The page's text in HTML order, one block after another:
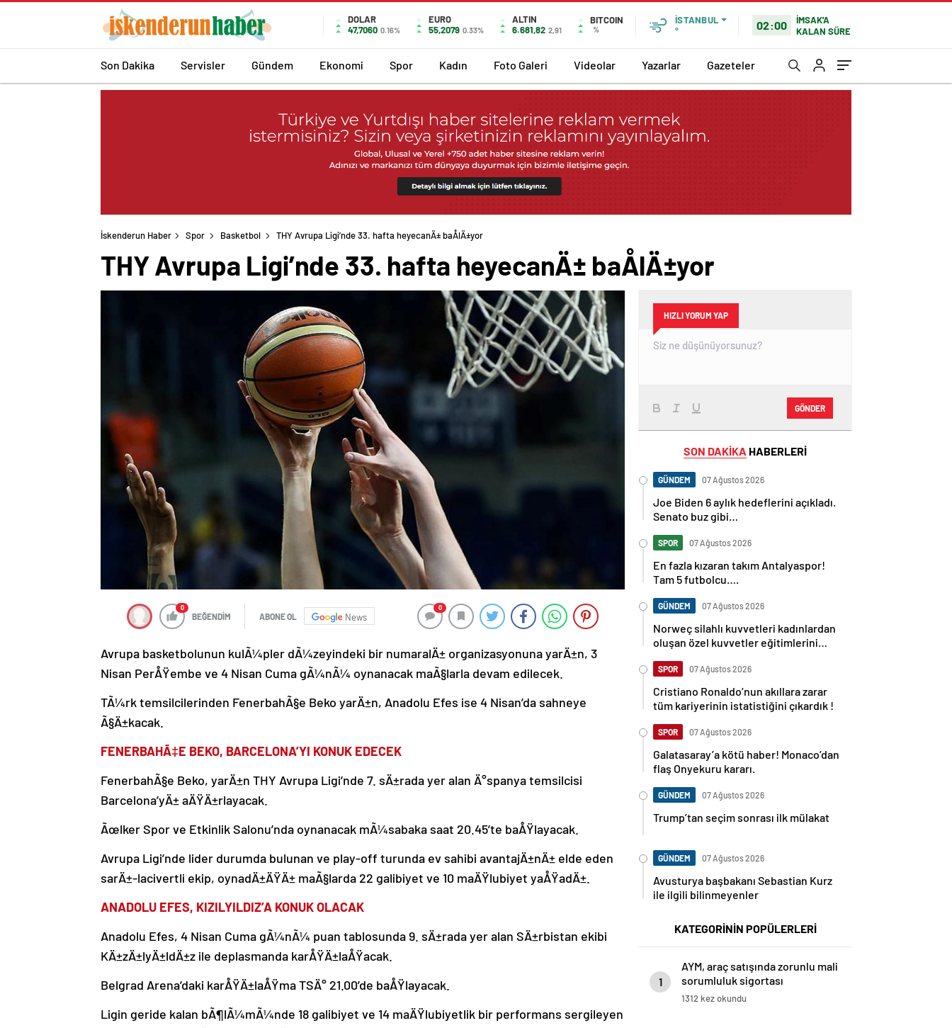
DOLAR
47,7060 0.16%
EURO
55,2079 0.33%
ALTIN
6.681,82 2,91
BITCOIN
%
İSTANBUL
°
02:00
İMSAK'A
KALAN SÜRE
Son Dakika Servisler Gündem Ekonomi Spor Kadın Foto Galeri Videolar Yazarlar Gazeteler
İskenderun Haber Spor Basketbol THY Avrupa Ligi’nde 33. hafta heyecanÄ± baÅlÄ±yor
THY Avrupa Ligi’nde 33. hafta heyecanÄ± baÅlÄ±yor
0
BEĞENDİM ABONE OL News
0
Avrupa basketbolunun kulÃ¼pler dÃ¼zeyindeki bir numaralÄ± organizasyonuna yarÄ±n, 3
Nisan PerÅŸembe ve 4 Nisan Cuma gÃ¼nÃ¼ oynanacak maÃ§larla devam edilecek.
TÃ¼rk temsilcilerinden FenerbahÃ§e Beko yarÄ±n, Anadolu Efes ise 4 Nisan’da sahneye
Ã§Ä±kacak.
FENERBAHÃ‡E BEKO, BARCELONA’YI KONUK EDECEK
FenerbahÃ§e Beko, yarÄ±n THY Avrupa Ligi’nde 7. sÄ±rada yer alan Ä°spanya temsilcisi
Barcelona’yÄ± aÄŸÄ±rlayacak.
Ãœlker Spor ve Etkinlik Salonu’nda oynanacak mÃ¼sabaka saat 20.45’te baÅŸlayacak.
Avrupa Ligi’nde lider durumda bulunan ve play-off turunda ev sahibi avantajÄ±nÄ± elde eden
sarÄ±-lacivertli ekip, oynadÄ±ÄŸÄ± maÃ§larda 22 galibiyet ve 10 maÄŸlubiyet yaÅŸadÄ±.
ANADOLU EFES, KIZILYILDIZ’A KONUK OLACAK
Anadolu Efes, 4 Nisan Cuma gÃ¼nÃ¼ puan tablosunda 9. sÄ±rada yer alan SÄ±rbistan ekibi
KÄ±zÄ±lyÄ±ldÄ±z ile deplasmanda karÅŸÄ±laÅŸacak.
Belgrad Arena’daki karÅŸÄ±laÅŸma TSÄ° 21.00’de baÅŸlayacak.
Ligin geride kalan bÃ¶lÃ¼mÃ¼nde 18 galibiyet ve 14 maÄŸlubiyetlik bir performans sergileyen
HIZLI YORUM YAP
GÖNDER
SON DAKİKA HABERLERİ
GÜNDEM 07 Ağustos 2026
Joe Biden 6 aylık hedeflerini açıkladı.
Senato buz gibi…
SPOR 07 Ağustos 2026
En fazla kızaran takım Antalyaspor!
Tam 5 futbolcu….
GÜNDEM 07 Ağustos 2026
Norweç silahlı kuvvetleri kadınlardan
oluşan özel kuvvetler eğitimlerini
SPOR 07 Ağustos 2026
Cristiano Ronaldo’nun akıllara zarar
tüm kariyerinin istatistiğini çıkardık !
SPOR 07 Ağustos 2026
Galatasaray’a kötü haber! Monaco’dan
flaş Onyekuru kararı.
GÜNDEM 07 Ağustos 2026
Trump’tan seçim sonrası ilk mülakat
GÜNDEM 07 Ağustos 2026
Avusturya başbakanı Sebastian Kurz
ile ilgili bilinmeyenler
KATEGORİNİN POPÜLERLERİ
1
AYM, araç satışında zorunlu mali
sorumluluk sigortası
düzenlemesini iptal etti
1312 kez okundu